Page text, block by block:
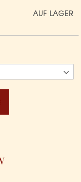
AUF LAGER